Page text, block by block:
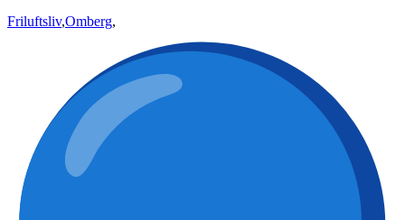
Friluftsliv,Omberg,